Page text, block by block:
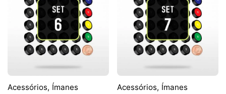
Acessórios, Ímanes Acessórios, Ímanes